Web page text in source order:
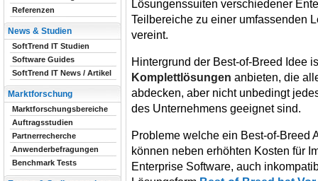
Lösungenssuiten verschiedener
Teilbereiche zu einer umfassenden
vereint.
Hintergrund der Best-of-Breed Idee
Komplettlösungen anbieten, die
abdecken, aber nicht unbedingt
des Unternehmens geeignet sind.
Probleme welche ein Best-of-Breed
können neben erhöhten Kosten für
Enterprise Software, auch
Referenzen
News & Studien
SoftTrend IT Studien
Software Guides
SoftTrend IT News / Artikel
Marktforschung
Marktforschungsbereiche
Auftragsstudien
Partnerrecherche
Anwenderbefragungen
Benchmark Tests